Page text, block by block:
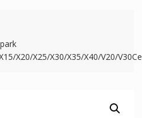
X20/X25/X30/X35/X40/V20/